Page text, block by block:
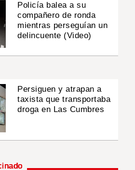
Policía balea a su
compañero de ronda
mientras perseguían un
delincuente (Video)
Persiguen y atrapan a
taxista que transportaba
droga en Las Cumbres